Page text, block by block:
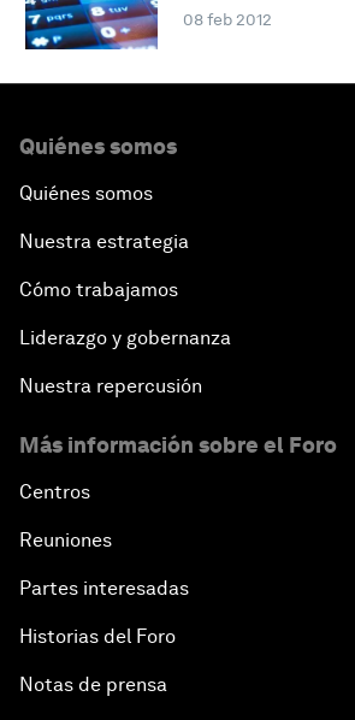
08 feb 2012
Quiénes somos
Quiénes somos
Nuestra estrategia
Cómo trabajamos
Liderazgo y gobernanza
Nuestra repercusión
Más información sobre el Foro
Centros
Reuniones
Partes interesadas
Historias del Foro
Notas de prensa